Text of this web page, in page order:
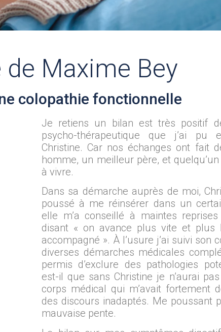
Maxime Bey
colopathie fonctionnelle
Je retiens un bilan est très positif
psycho-thérapeutique que j’ai pu
Christine. Car nos échanges ont fait
homme, un meilleur père, et
à vivre.
Dans sa démarche auprès de moi,
poussé à me réinsérer dans un
elle m’a conseillé à maintes
disant « on avance plus vite et plus
accompagné ». À l’usure j’ai suivi son
diverses démarches médicales
permis d’exclure des pathologies
est-il que sans Christine je n’aurai
corps médical qui m’avait fortement
des discours inadaptés. Me poussant
mauvaise pente.